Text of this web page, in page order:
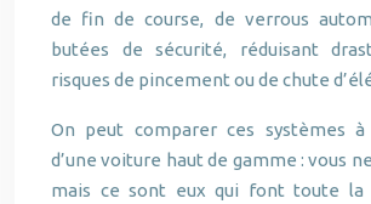
de fin de course, de verrous
butées de sécurité, réduisant
risques de pincement ou de chute
On peut comparer ces systèmes à
d’une voiture haut de gamme : vous
mais ce sont eux qui font toute la